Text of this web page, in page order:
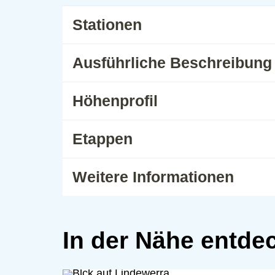
Stationen
Ausführliche Beschreibung
Höhenprofil
Etappen
Weitere Informationen
In der Nähe